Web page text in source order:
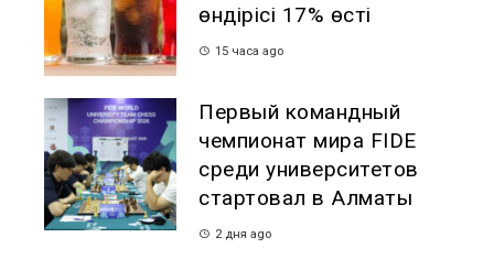
өндірісі 17% өсті
15 часа ago
Первый командный
чемпионат мира FIDE
среди университетов
стартовал в Алматы
2 дня ago